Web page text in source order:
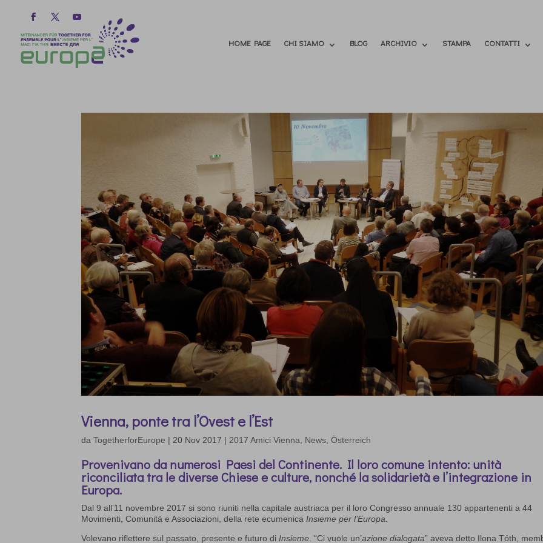
HOME PAGE CHI SIAMO BLOG ARCHIVIO STAMPA CONTATTI
Vienna, ponte tra l’Ovest e l’Est
daTogetherforEurope |20 Nov 2017 |2017 Amici Vienna, News,Österreich
Provenivano da numerosi Paesi del Continente. Il loro comune intento: unità
riconciliata tra le diverse Chiese e culture, nonché la solidarietà e l’integrazione in
Europa.
Dal 9 all’11 novembre 2017 si sono riuniti nella capitale austriaca per il loro Congresso annuale 130 appartenenti a 44
Movimenti, Comunità e Associazioni, della rete ecumenicaInsieme per l’Europa.
Volevano riflettere sul passato, presente e futuro diInsieme. “Ci vuole un’azione dialogata” aveva detto Ilona Tóth,